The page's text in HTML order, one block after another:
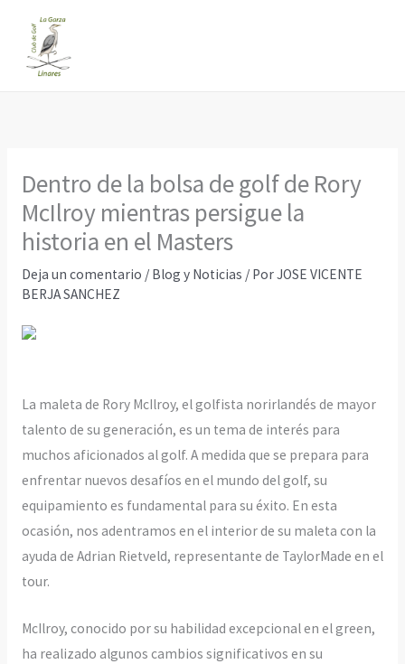
contenido
Dentro de la bolsa de golf de Rory
McIlroy mientras persigue la
historia en el Masters
Deja un comentario / Blog y Noticias / PorJOSE VICENTE
BERJA SANCHEZ
La maleta de Rory McIlroy, el golfista norirlandés de mayor
talento de su generación, es un tema de interés para
muchos aficionados al golf. A medida que se prepara para
enfrentar nuevos desafíos en el mundo del golf, su
equipamiento es fundamental para su éxito. En esta
ocasión, nos adentramos en el interior de su maleta con la
ayuda de Adrian Rietveld, representante de TaylorMade en el
tour.
McIlroy, conocido por su habilidad excepcional en el green,
ha realizado algunos cambios significativos en su